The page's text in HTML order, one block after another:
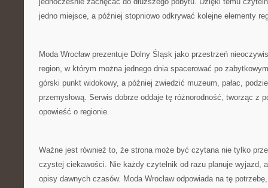
jedno miejsce, a później stopniowo odkrywać kolejne elementy
Moda Wrocław prezentuje Dolny Śląsk jako przestrzeń
region, w którym można jednego dnia spacerować po
górski punkt widokowy, a później zwiedzić muzeum, pałac,
przemysłową. Serwis dobrze oddaje tę różnorodność, tworząc z
opowieść o regionie.
Ważne jest również to, że strona może być czytana nie tylko
czystej ciekawości. Nie każdy czytelnik od razu planuje wyjazd,
opisy dawnych czasów. Moda Wrocław odpowiada na tę